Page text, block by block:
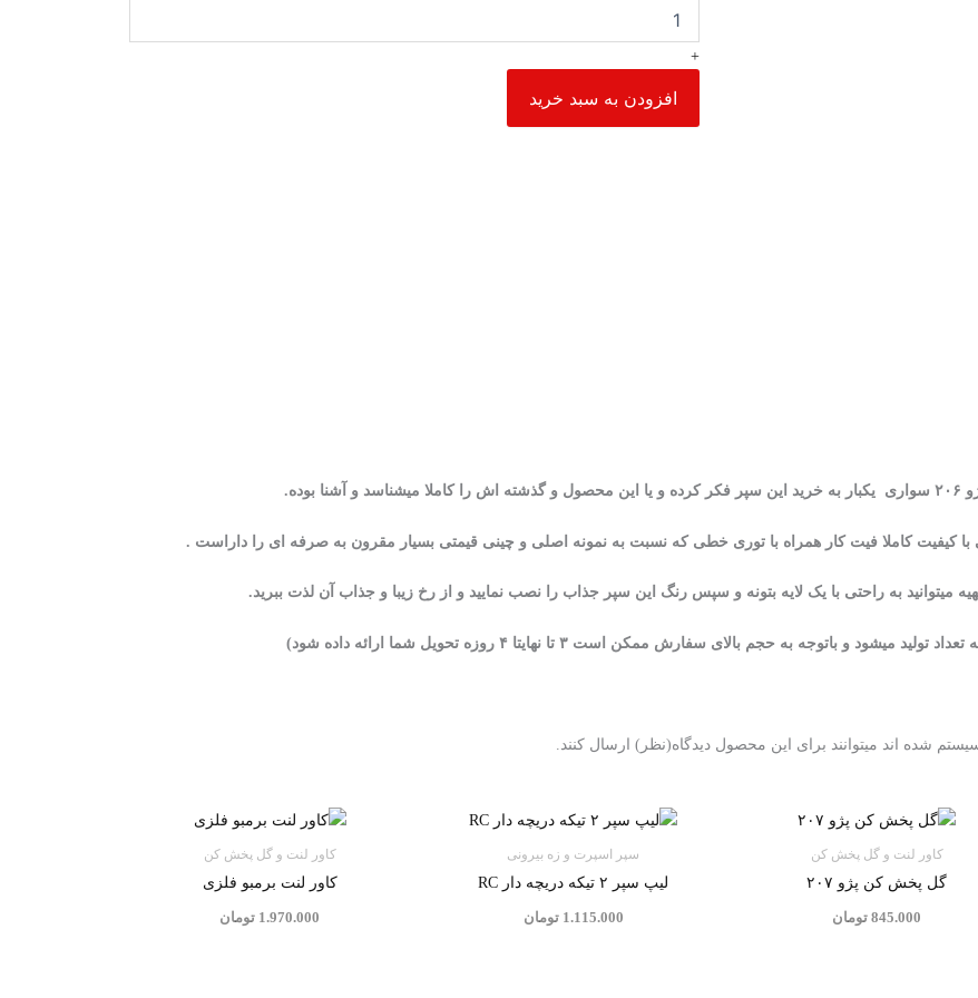
+
افزودن به سبد خرید
میتوانید به راحتی با یک لایه بتونه و سپس رنگ این سپر جذاب را نصب نمایید و از رخ زیبا و جذاب آن لذت ببرید.
به حجم بالای سفارش ممکن است ۳ تا نهایتا ۴ روزه تحویل شما ارائه داده شود)
شده اند میتوانند برای این محصول دیدگاه(نظر) ارسال کنند.
کاور لنت و گل پخش کن
گل پخش‌ کن پژو ۲۰۷
845.000 تومان
سپر اسپرت و زه بيرونی
لیپ سپر ۲ تیکه دریچه دار RC
1.115.000 تومان
کاور لنت و گل پخش کن
کاور لنت برمبو فلزی
1.970.000 تومان